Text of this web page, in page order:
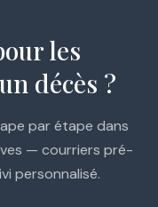
les
décès ?
par étape dans
— courriers pré-
personnalisé.